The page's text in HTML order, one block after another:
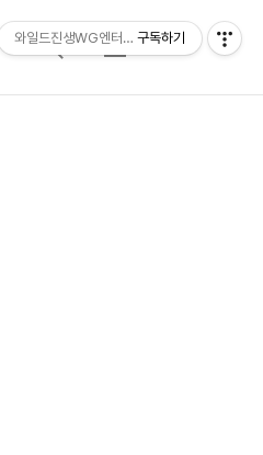
검
메
와일드진생WG엔터테인먼트
구독하기